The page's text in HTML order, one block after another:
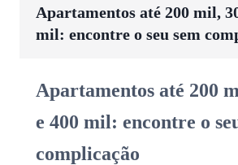
Apartamentos até 200 mil,
mil: encontre o seu sem
Apartamentos até 200
e 400 mil: encontre o
complicação